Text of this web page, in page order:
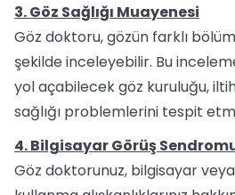
3. Göz Sağlığı Muayenesi
Göz doktoru, gözün farklı
şekilde inceleyebilir. Bu
yol açabilecek göz kuruluğu,
sağlığı problemlerini tespit
4. Bilgisayar Görüş
Göz doktorunuz, bilgisayar